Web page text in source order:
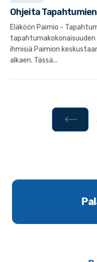
Ohjeita
Eläköön Paimio -
ihmisiä Paimion
alkaen. Tässä...